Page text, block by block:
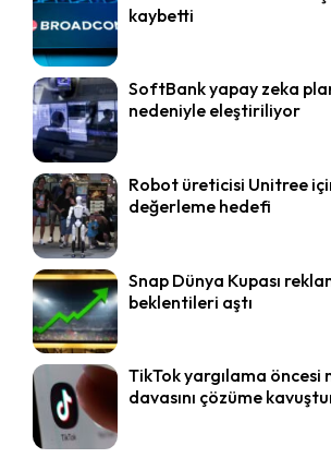
kaybetti
SoftBank yapay zeka
nedeniyle eleştiriliyor
Robot üreticisi Unitree
değerleme hedefi
Snap Dünya Kupası
beklentileri aştı
TikTok yargılama öncesi
davasını çözüme